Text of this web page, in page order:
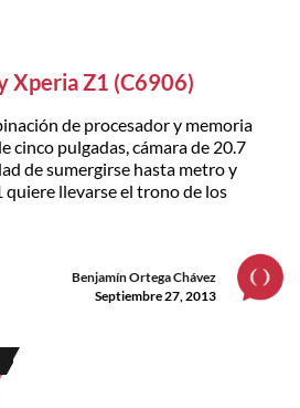
Xperia Z1 (C6906)
de procesador y memoria
cinco pulgadas, cámara de 20.7
de sumergirse hasta metro y
quiere llevarse el trono de los
Benjamín Ortega Chávez
Septiembre 27, 2013